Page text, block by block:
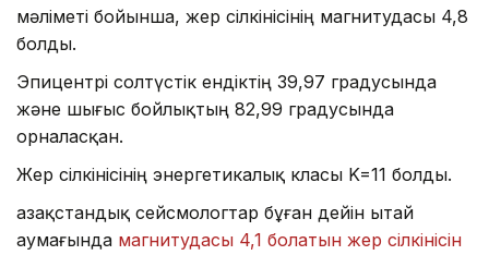
мәліметі бойынша, жер сілкінісінің магнитудасы 4,8
болды.
Эпицентрі солтүстік ендіктің 39,97 градусында
және шығыс бойлықтың 82,99 градусында
орналасқан.
Жер сілкінісінің энергетикалық класы K=11 болды.
Қазақстандық сейсмологтар бұған дейін Қытай
аумағында магнитудасы 4,1 болатын жер сілкінісін